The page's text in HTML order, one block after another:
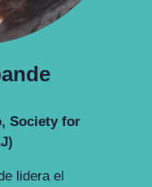
, Society for
lidera el